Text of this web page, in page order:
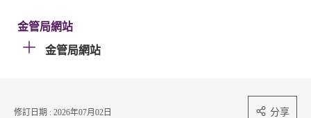
金管局網站
金管局網站
修訂日期 : 2026年07月02日 分享